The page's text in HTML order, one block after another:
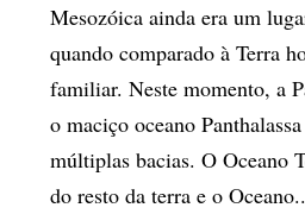
Mesozóica ainda era um
quando comparado à Terra
familiar. Neste momento, a
o maciço oceano
múltiplas bacias. O Oceano
do resto da terra e o